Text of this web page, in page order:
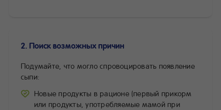
2. Поиск возможных причин
Подумайте, что могло спровоцировать появление
сыпи:
Новые продукты в рационе (первый прикорм
или продукты, употребляемые мамой при